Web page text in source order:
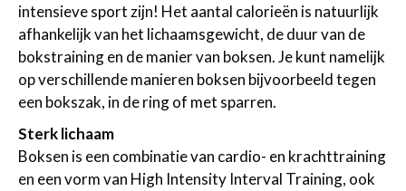
intensieve sport zijn! Het aantal calorieën is natuurlijk
afhankelijk van het lichaamsgewicht, de duur van de
bokstraining en de manier van boksen. Je kunt namelijk
op verschillende manieren boksen bijvoorbeeld tegen
een bokszak, in de ring of met sparren.
Sterk lichaam
Boksen is een combinatie van cardio- en krachttraining
en een vorm van High Intensity Interval Training, ook